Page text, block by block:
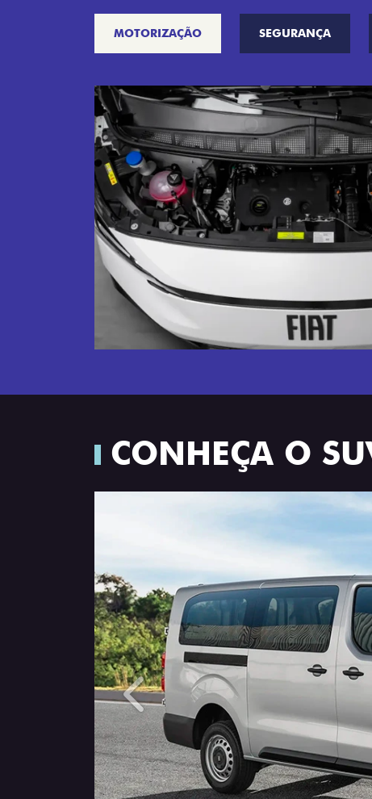
MOTORIZAÇÃO SEGURANÇA
CONHEÇA O
Anterior